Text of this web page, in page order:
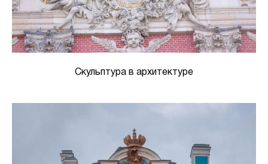
Скульптура в архитектуре